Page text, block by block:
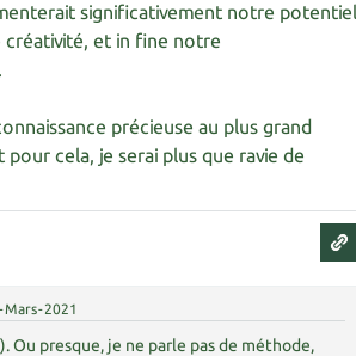
significativement notre potentiel
et in fine notre
précieuse au plus grand
cela, je serai plus que ravie de
Mars-2021
Ou presque, je ne parle pas de méthode,